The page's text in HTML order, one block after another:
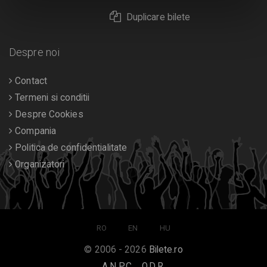
Duplicare bilete
Despre noi
Contact
Termeni si conditii
Despre Cookies
Compania
Politica de confidentialitate
Organizatori
RO EN HU
© 2006 - 2026 Bilete.ro